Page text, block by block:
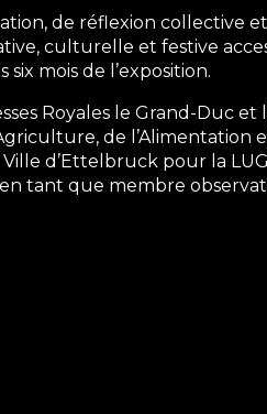
de réflexion collective
culturelle et festive
mois de l’exposition.
Royales le Grand-Duc et
de l’Alimentation
d’Ettelbruck pour la
tant que membre